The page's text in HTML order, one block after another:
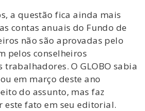
a questão fica ainda mais
contas anuais do Fundo de
não são aprovadas pelo
pelos conselheiros
trabalhadores. O GLOBO sabia
em março deste ano
do assunto, mas faz
este fato em seu editorial.